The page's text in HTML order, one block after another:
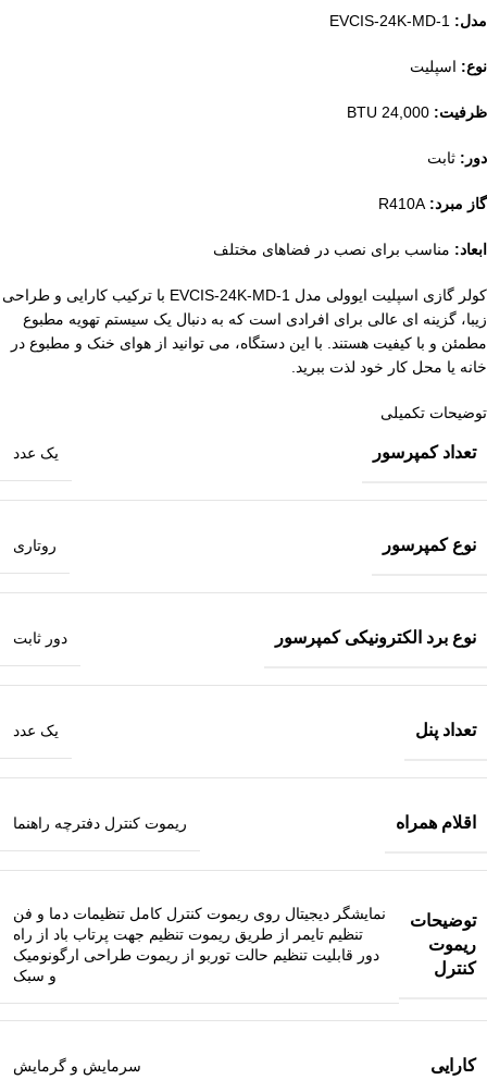
مدل:
نوع: اسپلیت
ظرفیت:
دور: ثابت
گاز مبرد: R410A
ابعاد: مناسب برای نصب در فضاهای مختلف
کولر گازی اسپلیت ایوولی مدل EVCIS-24K-MD-1 با ترکیب کارایی و طراحی
زیبا، گزینه ای عالی برای افرادی است که به دنبال یک سیستم تهویه مطبوع
مطمئن و با کیفیت هستند. با این دستگاه، می توانید از هوای خنک و مطبوع در
خانه یا محل کار خود لذت ببرید.
توضیحات تکمیلی
تعداد کمپرسور یک عدد
نوع کمپرسور روتاری
نوع برد الکترونیکی کمپرسور دور ثابت
تعداد پنل یک عدد
اقلام همراه ریموت کنترل دفترچه راهنما
توضیحات
ریموت
کنترل
نمایشگر دیجیتال روی ریموت کنترل کامل تنظیمات دما و فن
تنظیم تایمر از طریق ریموت تنظیم جهت پرتاب باد از راه
دور قابلیت تنظیم حالت توربو از ریموت طراحی ارگونومیک
و سبک
کارایی سرمایش و گرمایش